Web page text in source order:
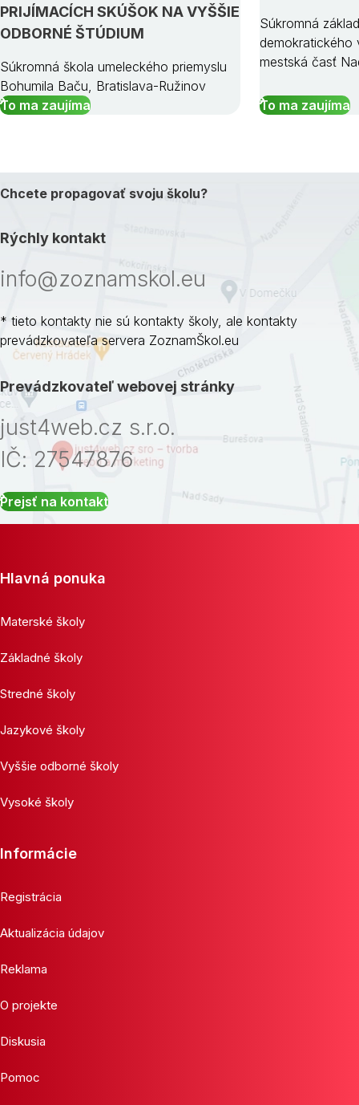
PRIJÍMACÍCH SKÚŠOK NA VYŠŠIE
ODBORNÉ ŠTÚDIUM
Súkromná škola umeleckého priemyslu
Bohumila Baču, Bratislava-Ružinov
To ma zaujíma
Súkromná
demokratického
mestská časť
To ma zaujíma
Chcete propagovať svoju školu?
Rýchly kontakt
info@zoznamskol.eu
* tieto kontakty nie sú kontakty školy, ale kontakty
prevádzkovateľa servera ZoznamŠkol.eu
Prevádzkovateľ webovej stránky
just4web.cz s.r.o.
IČ: 27547876
Prejsť na kontakt
Hlavná ponuka
Materské školy
Základné školy
Stredné školy
Jazykové školy
Vyššie odborné školy
Vysoké školy
Informácie
Registrácia
Aktualizácia údajov
Reklama
O projekte
Diskusia
Pomoc